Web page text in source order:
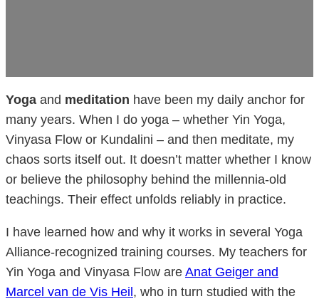
Yoga and meditation have been my daily anchor for
many years. When I do yoga – whether Yin Yoga,
Vinyasa Flow or Kundalini – and then meditate, my
chaos sorts itself out. It doesn’t matter whether I know
or believe the philosophy behind the millennia-old
teachings. Their effect unfolds reliably in practice.
I have learned how and why it works in several Yoga
Alliance-recognized training courses. My teachers for
Yin Yoga and Vinyasa Flow are Anat Geiger and
Marcel van de Vis Heil , who in turn studied with the